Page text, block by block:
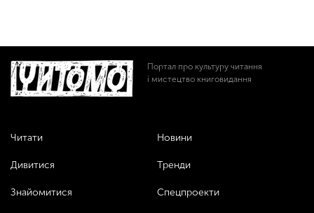
Портал про культуру читання
і мистецтво книговидання
Читати
Дивитися
Знайомитися
Новини
Тренди
Спецпроекти